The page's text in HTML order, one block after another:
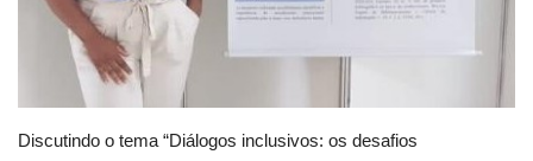
Discutindo o tema “Diálogos inclusivos: os desafios